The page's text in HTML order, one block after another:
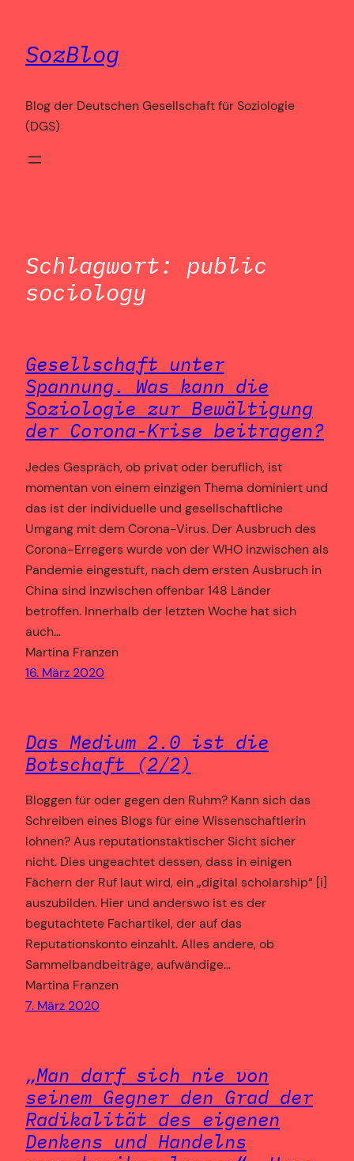
springen
SozBlog
Blog der Deutschen Gesellschaft für Soziologie
(DGS)
Schlagwort: public
sociology
Gesellschaft unter
Spannung. Was kann die
Soziologie zur Bewältigung
der Corona-Krise beitragen?
Jedes Gespräch, ob privat oder beruflich, ist
momentan von einem einzigen Thema dominiert und
das ist der individuelle und gesellschaftliche
Umgang mit dem Corona-Virus. Der Ausbruch des
Corona-Erregers wurde von der WHO inzwischen als
Pandemie eingestuft, nach dem ersten Ausbruch in
China sind inzwischen offenbar 148 Länder
betroffen. Innerhalb der letzten Woche hat sich
auch…
Martina Franzen
16. März 2020
Das Medium 2.0 ist die
Botschaft (2/2)
Bloggen für oder gegen den Ruhm? Kann sich das
Schreiben eines Blogs für eine Wissenschaftlerin
lohnen? Aus reputationstaktischer Sicht sicher
nicht. Dies ungeachtet dessen, dass in einigen
Fächern der Ruf laut wird, ein „digital scholarship“ [i]
auszubilden. Hier und anderswo ist es der
begutachtete Fachartikel, der auf das
Reputationskonto einzahlt. Alles andere, ob
Sammelbandbeiträge, aufwändige…
Martina Franzen
7. März 2020
„Man darf sich nie von
seinem Gegner den Grad der
Radikalität des eigenen
Denkens und Handelns